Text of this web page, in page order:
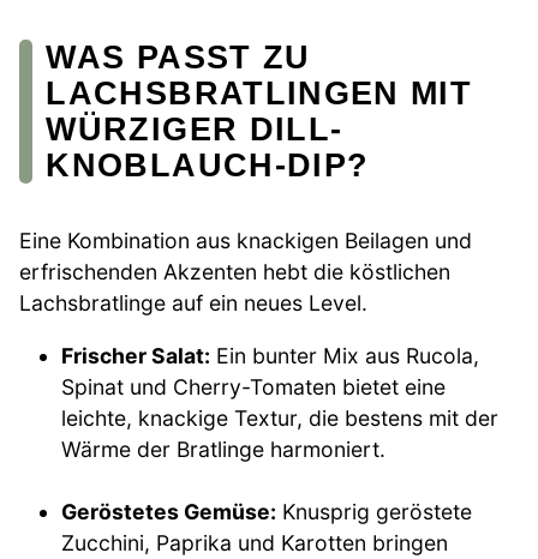
WAS PASST ZU
LACHSBRATLINGEN MIT
WÜRZIGER DILL-
KNOBLAUCH-DIP?
Eine Kombination aus knackigen Beilagen und
erfrischenden Akzenten hebt die köstlichen
Lachsbratlinge auf ein neues Level.
Frischer Salat: Ein bunter Mix aus Rucola,
Spinat und Cherry-Tomaten bietet eine
leichte, knackige Textur, die bestens mit der
Wärme der Bratlinge harmoniert.
Geröstetes Gemüse: Knusprig geröstete
Zucchini, Paprika und Karotten bringen